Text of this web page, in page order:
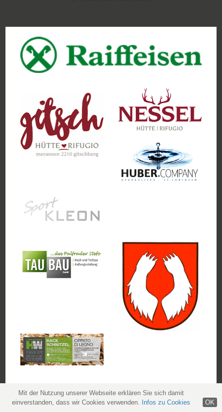
Mit der Nutzung unserer Webseite erklären Sie sich damit
einverstanden, dass wir Cookies verwenden.
Infos zu Cookies OK